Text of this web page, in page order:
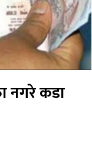
नगरे कडा